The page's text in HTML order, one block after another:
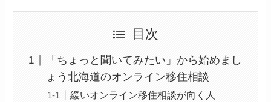
目次
「ちょっと聞いてみたい」から始めまし
ょう北海道のオンライン移住相談
緩いオンライン移住相談が向く人